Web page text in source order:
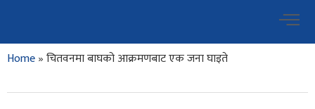
Home»चितवनमा बाघको आक्रमणबाट एक जना घाइते